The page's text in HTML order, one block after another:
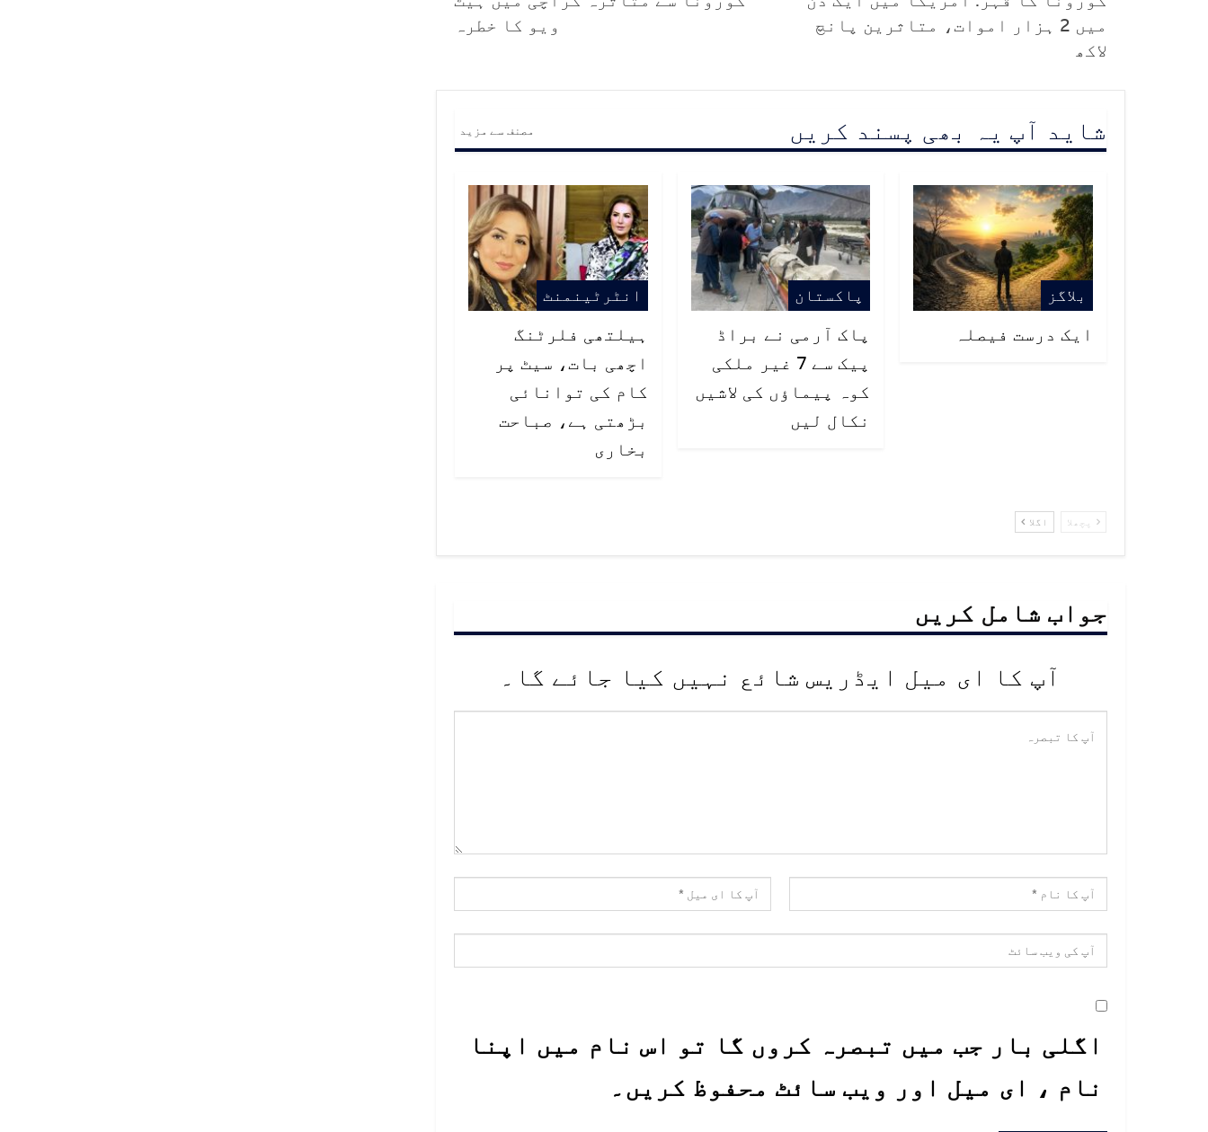
میں 2 ہزار اموات، متاثرین پانچ
لاکھ
ویو کا خطرہ
شاید آپ یہ بھی پسند کریں مصنف سے مزید
بلاگز
ایک درست فیصلہ
پاکستان
پاک آرمی نے براڈ
پیک سے 7 غیر ملکی
کوہ پیماؤں کی لاشیں
نکال لیں
انٹرٹینمنٹ
ہیلتھی فلرٹنگ
اچھی بات، سیٹ پر
کام کی توانائی
بڑھتی ہے، صباحت
بخاری
پچھلا اگلا
جواب شامل کریں
آپ کا ای میل ایڈریس شائع نہیں کیا جائے گا۔
اگلی بار جب میں تبصرہ کروں گا تو اس نام میں اپنا
نام ، ای میل اور ویب سائٹ محفوظ کریں۔